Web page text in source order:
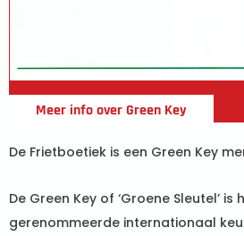
Meer info over Green Key
De Frietboetiek is een Green Key
De Green Key of ‘Groene Sleutel’
gerenommeerde internationaal